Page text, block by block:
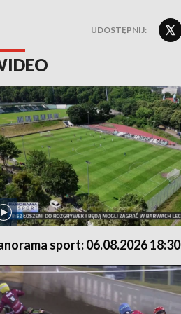
UDOSTĘPNIJ:
sport: 06.08.2026 18:30